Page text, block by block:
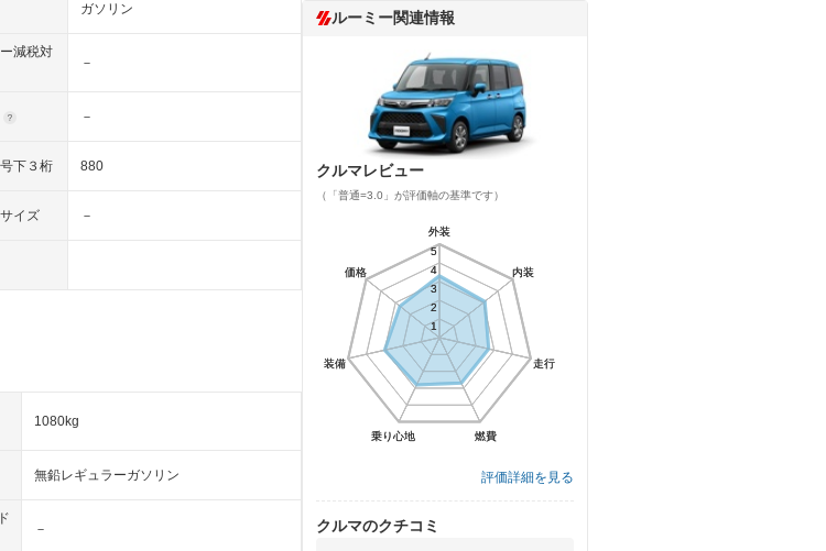
ガソリン
減税対
－
－
下３桁 880
イズ －
1080kg
無鉛レギュラーガソリン
－
ルーミー関連情報
クルマレビュー
（「普通=3.0」が評価軸の基準です）
外装
内装
走行
燃費
乗り心地
装備
価格
1
2
3
4
5
外装
内装
走行
燃費
乗り心地
装備
価格
1
2
3
4
5
評価詳細を見る
クルマのクチコミ